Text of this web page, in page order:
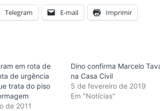
Telegram E-mail Imprimir
em rota de
de urgência
trata do piso
de 2011
Dino confirma Marcelo
na Casa Civil
5 de fevereiro de 2019
Em "Notícias"